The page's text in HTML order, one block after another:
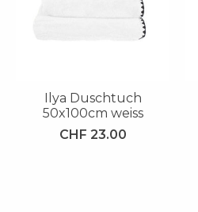
Ilya Duschtuch
50x100cm weiss
CHF 23.00